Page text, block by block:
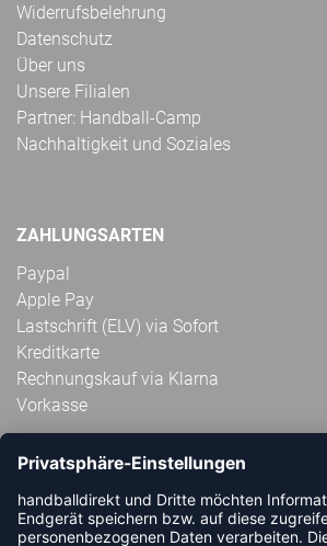
Widerrufsbelehrung
Datenschutz
Über uns
Unsere Filialen
Partner: Handball-Camp
Nachhaltigkeit und Soziales
ZAHLUNGSARTEN
Paypal
Apple Pay
Lastschrift (ELV) via Sofort
Kreditkarte
Rechnungskauf via Klarna
Vorkasse
ABONNIERE JETZT DEN KOSTENLOSEN
HANDBALLDIREKT-NEWSLETTER UND
NEUIGKEIT ODER AKTION MEHR.